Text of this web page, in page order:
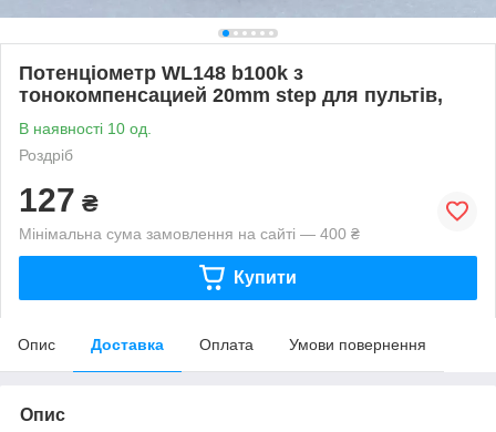
Потенціометр WL148 b100k з
тонокомпенсацией 20mm step для пультів,
В наявності 10 од.
Роздріб
127 ₴
Мінімальна сума замовлення на сайті — 400 ₴
Купити
Опис Доставка Оплата Умови повернення
Опис